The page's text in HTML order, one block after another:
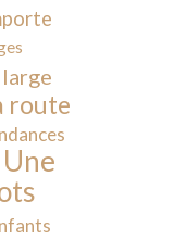
route
Une